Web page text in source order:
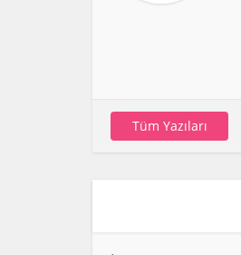
Tüm Yazıları